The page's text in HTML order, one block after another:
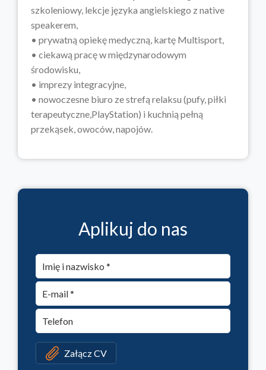
szkoleniowy, lekcje języka angielskiego z native
speakerem,
• prywatną opiekę medyczną, kartę Multisport,
• ciekawą pracę w międzynarodowym
środowisku,
• imprezy integracyjne,
• nowoczesne biuro ze strefą relaksu (pufy, piłki
terapeutyczne,PlayStation) i kuchnią pełną
przekąsek, owoców, napojów.
Aplikuj do nas
Załącz CV